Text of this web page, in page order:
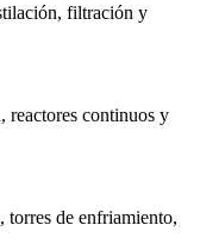
filtración y
reactores continuos y
torres de enfriamiento,